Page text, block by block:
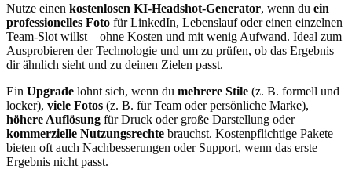
Nutze einen kostenlosen KI-Headshot-Generator, wenn du ein
professionelles Foto für LinkedIn, Lebenslauf oder einen einzelnen
Team-Slot willst – ohne Kosten und mit wenig Aufwand. Ideal zum
Ausprobieren der Technologie und um zu prüfen, ob das Ergebnis
dir ähnlich sieht und zu deinen Zielen passt.
Ein Upgrade lohnt sich, wenn du mehrere Stile (z. B. formell und
locker), viele Fotos (z. B. für Team oder persönliche Marke),
höhere Auflösung für Druck oder große Darstellung oder
kommerzielle Nutzungsrechte brauchst. Kostenpflichtige Pakete
bieten oft auch Nachbesserungen oder Support, wenn das erste
Ergebnis nicht passt.